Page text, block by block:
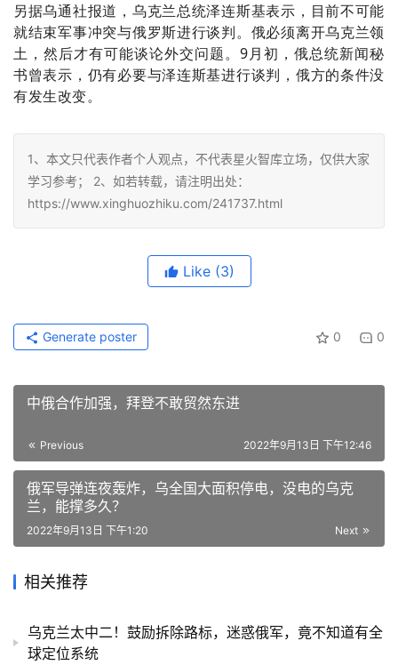
另据乌通社报道，乌克兰总统泽连斯基表示，目前不可能
就结束军事冲突与俄罗斯进行谈判。俄必须离开乌克兰领
土，然后才有可能谈论外交问题。9月初，俄总统新闻秘
书曾表示，仍有必要与泽连斯基进行谈判，俄方的条件没
有发生改变。
1、本文只代表作者个人观点，不代表星火智库立场，仅供大家
学习参考； 2、如若转载，请注明出处：
https://www.xinghuozhiku.com/241737.html
Like (3)
0 0
Generate poster
中俄合作加强，拜登不敢贸然东进
Previous 2022年9月13日 下午12:46
俄军导弹连夜轰炸，乌全国大面积停电，没电的乌克
兰，能撑多久？
Next
2022年9月13日 下午1:20
相关推荐
乌克兰太中二！鼓励拆除路标，迷惑俄军，竟不知道有全
球定位系统